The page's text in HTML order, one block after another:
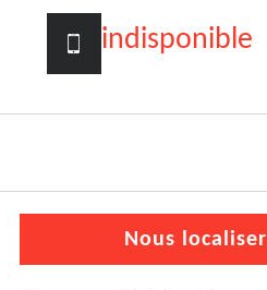
indisponible
Nous localiser